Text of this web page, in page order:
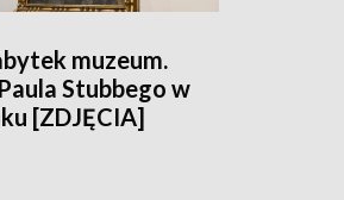
muzeum.
Stubbego w
[ZDJĘCIA]